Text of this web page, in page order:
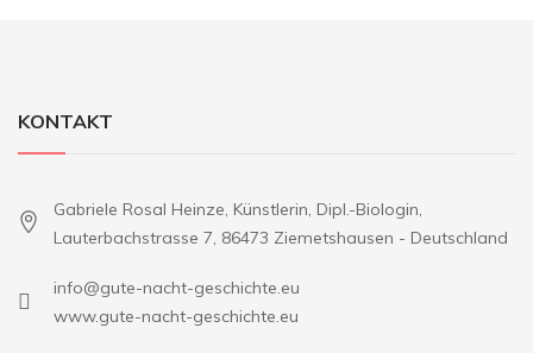
KONTAKT
Gabriele Rosal Heinze, Künstlerin, Dipl.-Biologin,
Lauterbachstrasse 7, 86473 Ziemetshausen - Deutschland
info@gute-nacht-geschichte.eu
www.gute-nacht-geschichte.eu